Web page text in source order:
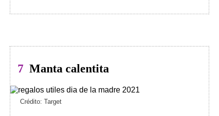
Manta calentita
7
Crédito: Target